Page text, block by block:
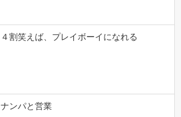
４割笑えば、プレイボーイになれる
ナンパと営業